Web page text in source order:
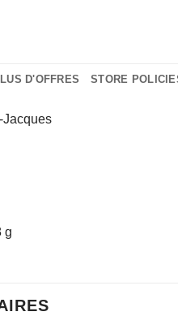
D'OFFRES STORE
Jacques
458 g